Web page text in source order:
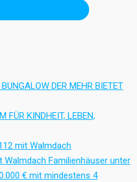
Familienhäuser unter
€ mit mindestens 4